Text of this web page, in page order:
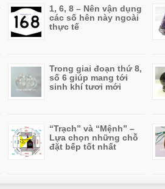
1, 6, 8 – Nên vận dụng
các số hên này ngoài
thực tế
Trong giai đoạn thứ 8,
số 6 giúp mang tới
sinh khí tươi mới
“Trạch” và “Mệnh” –
Lựa chọn những chỗ
đặt bếp tốt nhất